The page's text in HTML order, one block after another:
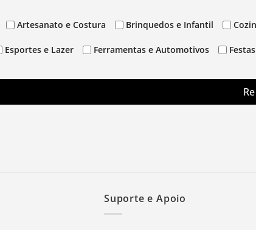
Artesanato e Costura Brinquedos e Infantil
Esportes e Lazer Ferramentas e Automotivos
Suporte e Apoio